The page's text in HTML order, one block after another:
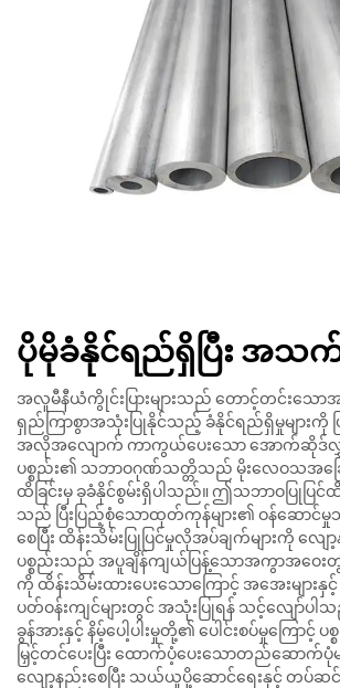
ပိုမိုခံနိုင်ရည်ရှိပြီး အသ
အလူမီနီယံကွိုင်းပြားများသည် တောင့်တင်းသောအ
ရှည်ကြာစွာအသုံးပြုနိုင်သည့် ခံနိုင်ရည်ရှိမှုများကို
အလိုအလျောက် ကာကွယ်ပေးသော အောက်ဆိုဒ်လွှ
ပစ္စည်း၏ သဘာဝဂုဏ်သတ္တိသည် မိုးလေဝသအခြ
ထိခြင်းမှ ခုခံနိုင်စွမ်းရှိပါသည်။ ဤသဘာဝပြုပြ
သည် ပြီးပြည့်စုံသောထုတ်ကုန်များ၏ ဝန်ဆော
စေပြီး ထိန်းသိမ်းပြုပြင်မှုလိုအပ်ချက်များကို လျ
ပစ္စည်းသည် အပူချိန်ကျယ်ပြန့်သောအကွာအဝေ
ကို ထိန်းသိမ်းထားပေးသောကြောင့် အအေးများနှင့်
ပတ်ဝန်းကျင်များတွင် အသုံးပြုရန် သင့်လျော်ပ
ခွန်အားနှင့် နိမ့်ပေါ့ပါးမှုတို့၏ ပေါင်းစပ်မှုကြောင့်
မြှင့်တင်ပေးပြီး ထောက်ပံ့ပေးသောတည်ဆောက်ပုံ
လျော့နည်းစေပြီး သယ်ယူပို့ဆောင်ရေးနှင့် တပ်ဆ